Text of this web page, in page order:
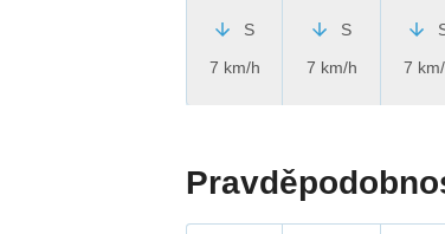
S
7 km/h
S
7 km/h
7